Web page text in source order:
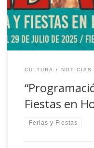
desarrollarán entre el […]
CULTURA NOTICIAS
Fiestas en
Ferias y Fiestas